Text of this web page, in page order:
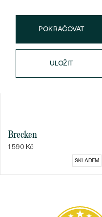
POKRAČOVAT
ULOŽIT
Brecken
1 590 Kč
SKLADEM